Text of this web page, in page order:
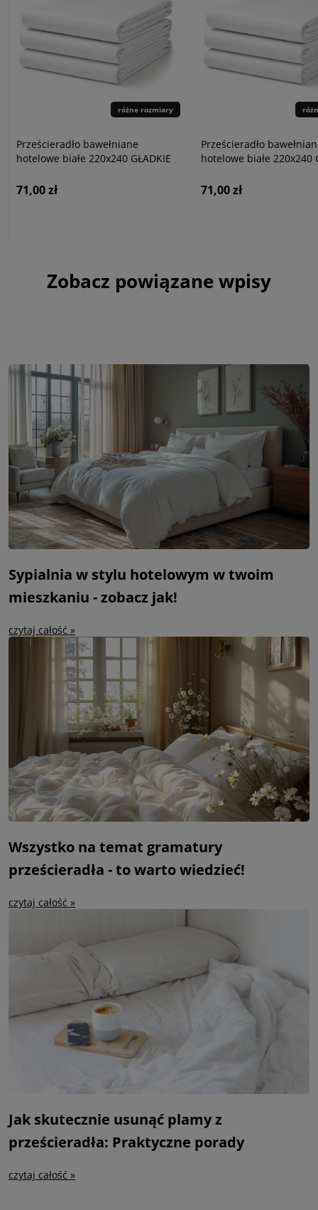
różne rozmiary
Prześcieradło bawełniane
hotelowe białe 220x240 GŁADKIE
71,00 zł
Prześcieradło
hotelowe białe 220x240
71,00 zł
Zobacz powiązane wpisy
Sypialnia w stylu hotelowym w twoim
mieszkaniu - zobacz jak!
czytaj całość »
Wszystko na temat gramatury
prześcieradła - to warto wiedzieć!
czytaj całość »
Jak skutecznie usunąć plamy z
prześcieradła: Praktyczne porady
czytaj całość »